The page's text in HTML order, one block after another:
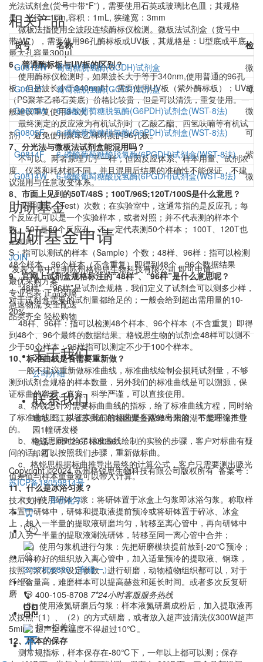
光法试剂盒(货号中带“F”)，需要使用石英或玻璃比色皿；其规格
是：光径：1cm,容积：1mL, 狭缝宽：3mm
微板法指使用全波段连续酶标仪检测。微板法试剂盒（货号中
带“W”），需要使用96孔酶标板或UV板，其规格是：U型底或平底、
最大孔容量300μL
6、普通酶标板与UV板的区别？
使用酶标仪检测时，如果波长大于等于340nm,使用普通的96孔
板；但是波长小于340nm时，需要使用UV板（紫外酶标板）；UV板
（PS聚苯乙稀石英底）价格比较贵，但是可以清洗，重复使用。一
般建议重复使用3-5次；
最终测定的反应液为有机试剂时（乙酸乙酯、四氢呋喃等有机试
剂），避免使用聚苯乙稀材质的96孔板。
7、分光法与微板法试剂盒能混用吗？
不可以。两者原理几乎一样，但因反应体系、样本用量、试剂浓
度、仪器和耗材都不同，并且混用后结果的准确性不能保证，不建
议混用与任意改变体系。
8、市面上见到的50T/48S；100T/96S;120T/100S是什么意思？
T:指测试（Test）次数；在实验室中，这通常指的是反应孔；每
个反应孔可以是一个实验样本，或者对照；并不代表测的样本个
数。50T是50个反应孔，不一定代表测50个样本； 100T、120T也
是如此；
S：指可以测试的样本（Sample）个数；48样、96样：指可以检测
48个样本、96个样本（不含重复）即得到48个、96个数据结果
9、官网上试剂盒规格标注的“48样”、“96样”是什么意思呢？
“48样”、“96样”是试剂盒规格，我们定义了试剂盒可以测多少样，
对于试剂盒需要的试剂量都给足的；一般会给到超出需用量的10-
20%。
48样、96样：指可以检测48个样本、96个样本（不含重复）即得
到48个、96个最终的数据结果。格锐思生物的试剂盒48样可以测不
少于50个样本；96样指可以测定不少于100个样本。
10、标准曲线是否需要重新做？
一般不建议重新做标准曲线，标准曲线绘制会损耗试剂量，不够
测到试剂盒规格的样本数量，另外我们的标准曲线是可以溯源，保
证标曲的客观、真实、科学严谨，可以直接使用。
a、格锐思针对需要标曲曲线的指标，给了标准曲线方程，同时给
了标准曲线图，以证实我们的标曲是客观做出来的，不是理论推导
的。
b、格锐思同时给了标准曲线绘制的实验的步骤，客户对标曲有疑
问的话，可以按照我们步骤，重新做标曲。
c、格锐思根据标曲推导出最终的计算公式，客户只需要测出吸光
值差值与样本重量就可以带入计算。
11、什么是冰浴匀浆？
（1）使用研钵匀浆：将研钵置于冰盒上匀浆即冰浴匀浆。称取样
本置于研钵中，研钵和提取液提前预冷或将研钵置于碎冰、冰盒
上，加入一半量的提取液研磨均匀，转移至离心管中，再向研钵中
加入另一半量的提取液涮洗研钵，转移至同一离心管中合并；
（2）使用匀浆机进行匀浆：先把研磨模块提前放到-20℃预冷；
然后将称好的组织放入离心管中，加入适量预冷的提取液、钢珠，
按照匀浆机要求设定参数，进行研磨，动物植物组织都可以，对于
纤维含量高，难磨样本可以提高赫兹和延长时间。或者多次反复研
磨
（3）使用液氮研磨后匀浆：样本液氮研磨成粉后，加入提取液再
次按照（1）、（2）的方式研磨，或者放入超声波清洗仪300W超声
5min，超声全程温度不得超过10℃。
12、样本的保存
测常规指标，样本保存在-80℃下，一年以上都可以测；保存
相关产品
货号 名称
检
G0812W
葡萄糖脱氢酶(GCDH)试剂盒
微
G0812F
葡萄糖脱氢酶(GCDH)试剂盒
可
G0805W
6-磷酸葡萄糖脱氢酶(G6PDH)试剂盒(WST-8法)
微
G0805F
6-磷酸葡萄糖脱氢酶(G6PDH)试剂盒(WST-8法)
可
G0814F
6-磷酸葡萄糖酸脱氢酶(6PGDH)试剂盒(WST-8法)
紫
G0814W
6-磷酸葡萄糖酸脱氢酶(6PGDH)试剂盒(WST-8法) 微
助研基金
助研基金申请
JOIN
*发表文章中注明苏州格锐思生物科技有限公司 即可申请。
最优采购方案
专业包装 正品保障
急速物流 安全配送
品类齐全 轻松购物
关于我们
公司介绍
联系我们
地址：江苏省苏州市相城区聚金路98号阳澄湖节能环保产业
园1幢研发楼
电话：0512-66188056
邮箱：
Copyright ©2024 苏州格锐思生物科技有限公司版权所有 备案号：
苏ICP备18059814号
技术支持：库价化学
3757356890（客服一）
400-105-8708 7*24小时客服服务热线
扫一扫关注